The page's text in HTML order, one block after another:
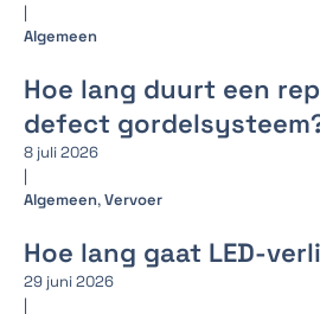
|
Algemeen
Hoe lang duurt een
defect
8 juli 2026
|
Algemeen,Vervoer
Hoe lang gaat LED-
29 juni 2026
|